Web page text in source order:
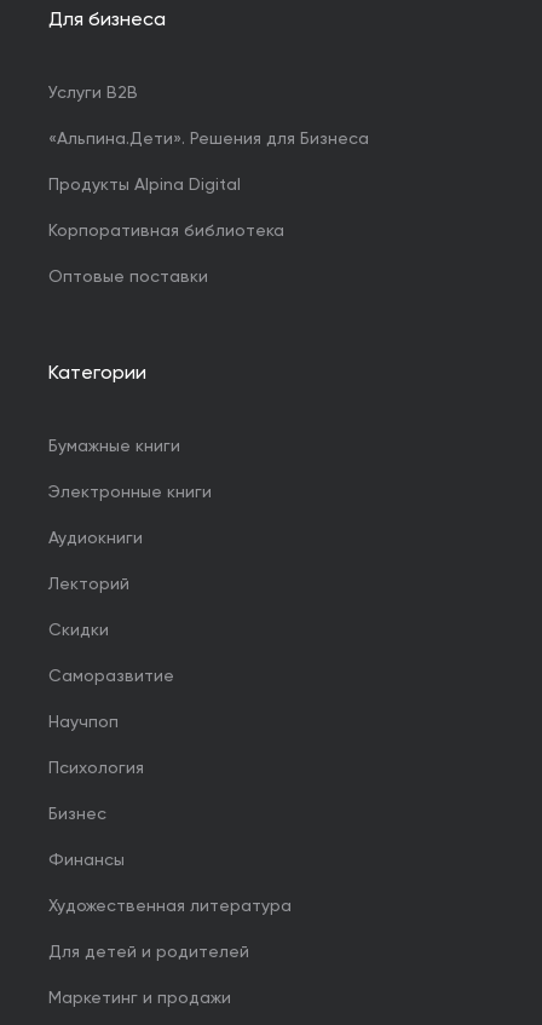
Для бизнеса
Услуги B2B
«Альпина.Дети». Решения для Бизнеса
Продукты Alpina Digital
Корпоративная библиотека
Оптовые поставки
Категории
Бумажные книги
Электронные книги
Аудиокниги
Лекторий
Скидки
Саморазвитие
Научпоп
Психология
Бизнес
Финансы
Художественная литература
Для детей и родителей
Маркетинг и продажи